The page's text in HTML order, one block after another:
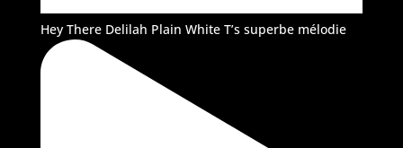
Hey There Delilah Plain White T’s superbe mélodie